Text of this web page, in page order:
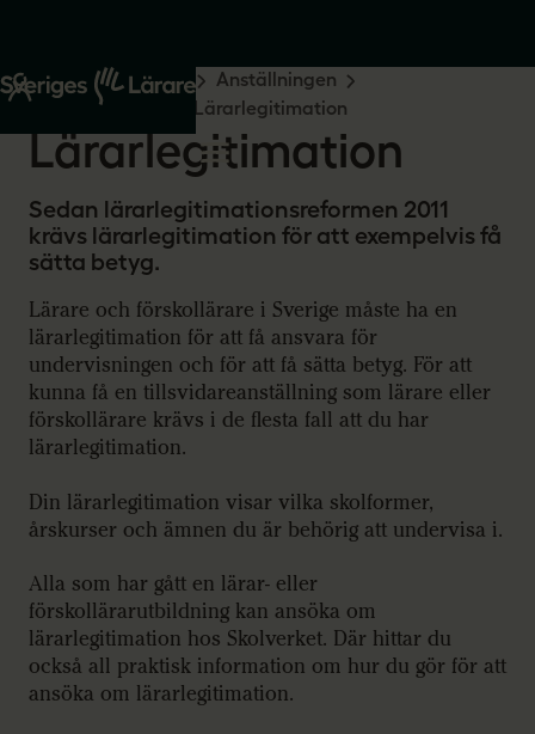
Start Råd och stöd
Anställningen
Inför anställningen
Lärarlegitimation
Lärarlegitimation
Sedan lärarlegitimationsreformen 2011
krävs lärarlegitimation för att exempelvis få
sätta betyg.
Lärare och förskollärare i Sverige måste ha en
lärarlegitimation för att få ansvara för
undervisningen och för att få sätta betyg. För att
kunna få en tillsvidareanställning som lärare eller
förskollärare krävs i de flesta fall att du har
lärarlegitimation.
Din lärarlegitimation visar vilka skolformer,
årskurser och ämnen du är behörig att undervisa i.
Alla som har gått en lärar- eller
förskollärarutbildning kan ansöka om
lärarlegitimation hos Skolverket. Där hittar du
också all praktisk information om hur du gör för att
ansöka om lärarlegitimation.